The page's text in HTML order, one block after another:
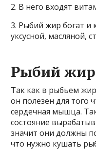
2. В него входят
3. Рыбий жир богат и
уксусной, масляной,
Рыбий жир
Так как в рыбьем
он полезен для того
сердечная мышца.
состояние
значит они должны
что нужно кушать